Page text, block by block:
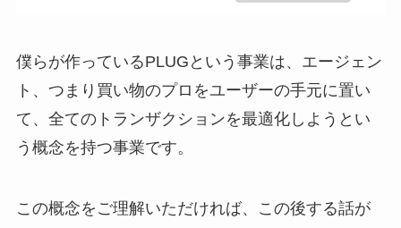
僕らが作っているPLUGという事業は、エージェン
ト、つまり買い物のプロをユーザーの手元に置い
て、全てのトランザクションを最適化しようとい
う概念を持つ事業です。
この概念をご理解いただければ、この後する話が